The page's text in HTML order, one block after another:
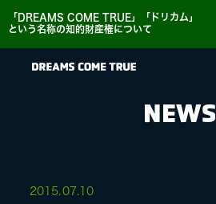
「DREAMS COME TRUE」「ドリカム」
という名称の知的財産権について
NEWS
2015. 07.10